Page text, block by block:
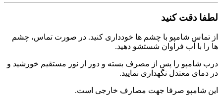
لطفا دقت کنید
از تماس شامپو با چشم ها خودداری کنید. در صورت تماس، چشم
ها را با آب فراوان شستشو دهید.
درب شامپو را پس از مصرف بسته و دور از نور مستقیم خورشید و
در دمای معتدل نگهداری نمایید.
این شامپو صرفا جهت مصارف خارجی است.